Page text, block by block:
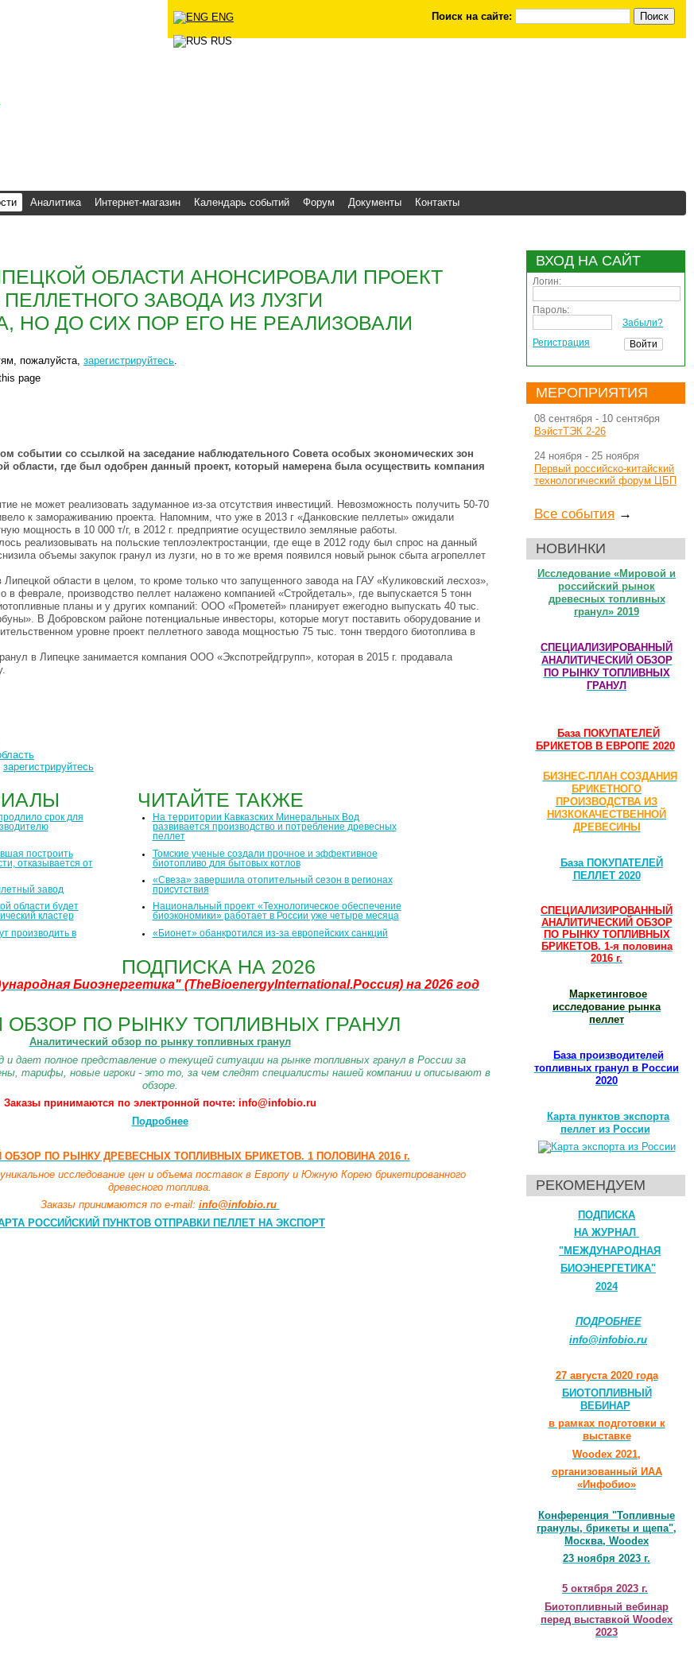
ENG
RUS
Поиск на сайте:
Аналитика Интернет-магазин Календарь событий Форум Документы Контакты
ОБЛАСТИ АНОНСИРОВАЛИ ПРОЕКТ
ЗАВОДА ИЗ ЛУЗГИ
НО ДО СИХ ПОР ЕГО НЕ РЕАЛИЗОВАЛИ
пожалуйста, зарегистрируйтесь
page
событии со ссылкой на заседание наблюдательного Совета особых экономических зон
области, где был одобрен данный проект, который намерена была осуществить компания
не может реализовать задуманное из-за отсутствия инвестиций. Невозможность получить 50-70
к замораживанию проекта. Напомним, что уже в 2013 г «Данковские пеллеты» ожидали
мощность в 10 000 т/г, в 2012 г. предприятие осуществило земляные работы.
реализовывать на польские теплоэлектростанции, где еще в 2012 году был спрос на данный
объемы закупок гранул из лузги, но в то же время появился новый рынок сбыта агропеллет
Липецкой области в целом, то кроме только что запущенного завода на ГАУ «Куликовский лесхоз»,
производство пеллет налажено компанией «Стройдеталь», где выпускается 5 тонн
планы и у других компаний: ООО «Прометей» планирует ежегодно выпускать 40 тыс.
В Добровском районе потенциальные инвесторы, которые могут поставить оборудование и
уровне проект пеллетного завода мощностью 75 тыс. тонн твердого биотоплива в
в Липецке занимается компания ООО «Экспотрейдгрупп», которая в 2015 г. продавала
зарегистрируйтесь
срок для
построить
отказывается от
завод
области будет
кластер
производить в
ЧИТАЙТЕ ТАКЖЕ
На территории Кавказских Минеральных Вод
развивается производство и потребление древесных
пеллет
Томские ученые создали прочное и эффективное
биотопливо для бытовых котлов
«Свеза» завершила отопительный сезон в регионах
присутствия
Национальный проект «Технологическое обеспечение
биоэкономики» работает в России уже четыре месяца
«Бионет» обанкротился из-за европейских санкций
ПОДПИСКА НА 2026
Биоэнергетика" (TheBioenergyInternational.Россия) на 2026 год
ОБЗОР ПО РЫНКУ ТОПЛИВНЫХ ГРАНУЛ
Аналитический обзор по рынку топливных гранул
и дает полное представление о текущей ситуации на рынке топливных гранул в России за
тарифы, новые игроки - это то, за чем следят специалисты нашей компании и описывают в
обзоре.
Заказы принимаются по электронной почте: info@infobio.ru
Подробнее
ОБЗОР ПО РЫНКУ ДРЕВЕСНЫХ ТОПЛИВНЫХ БРИКЕТОВ. 1 ПОЛОВИНА 2016 г.
исследование цен и объема поставок в Европу и Южную Корею брикетированного
древесного топлива.
Заказы принимаются по e-mail: info@infobio.ru
РОССИЙСКИЙ ПУНКТОВ ОТПРАВКИ ПЕЛЛЕТ НА ЭКСПОРТ
ВХОД НА САЙТ
Логин:
Пароль:
Забыли?
Регистрация
МЕРОПРИЯТИЯ
08 сентября - 10 сентября
ВэйстТЭК 2-26
24 ноября - 25 ноября
Первый российско-китайский
технологический форум ЦБП
Все события →
НОВИНКИ
Исследование «Мировой и
российский рынок
древесных топливных
гранул» 2019
СПЕЦИАЛИЗИРОВАННЫЙ
АНАЛИТИЧЕСКИЙ ОБЗОР
ПО РЫНКУ ТОПЛИВНЫХ
ГРАНУЛ
База ПОКУПАТЕЛЕЙ
БРИКЕТОВ В ЕВРОПЕ 2020
БИЗНЕС-ПЛАН СОЗДАНИЯ
БРИКЕТНОГО
ПРОИЗВОДСТВА ИЗ
НИЗКОКАЧЕСТВЕННОЙ
ДРЕВЕСИНЫ
База ПОКУПАТЕЛЕЙ
ПЕЛЛЕТ 2020
СПЕЦИАЛИЗИРОВАННЫЙ
АНАЛИТИЧЕСКИЙ ОБЗОР
ПО РЫНКУ ТОПЛИВНЫХ
БРИКЕТОВ. 1-я половина
2016 г.
Маркетинговое
исследование рынка
пеллет
База производителей
топливных гранул в России
2020
Карта пунктов экспорта
пеллет из России
РЕКОМЕНДУЕМ
ПОДПИСКА
НА ЖУРНАЛ
"МЕЖДУНАРОДНАЯ
БИОЭНЕРГЕТИКА"
2024
ПОДРОБНЕЕ
info@infobio.ru
27 августа 2020 года
БИОТОПЛИВНЫЙ
ВЕБИНАР
в рамках подготовки к
выставке
Woodex 2021,
организованный ИАА
«Инфобио»
Конференция "Топливные
гранулы, брикеты и щепа",
Москва, Woodex
23 ноября 2023 г.
5 октября 2023 г.
Биотопливный вебинар
перед выставкой Woodex
2023